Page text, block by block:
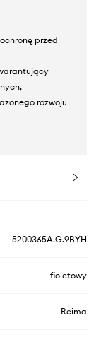
przed
rozwoju
5200365A.G.9BYH
fioletowy
Reima